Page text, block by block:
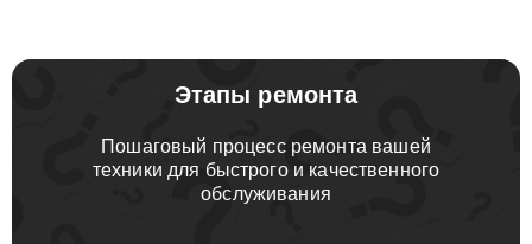
Этапы ремонта
Пошаговый процесс ремонта вашей
техники для быстрого и качественного
обслуживания